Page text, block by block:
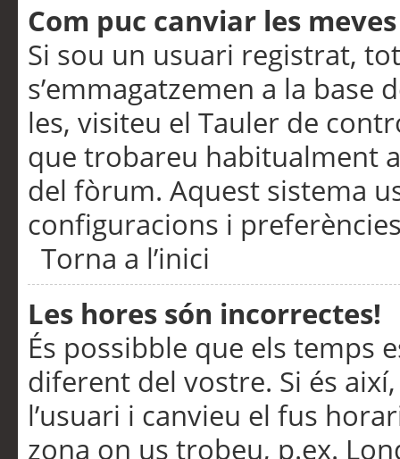
Com puc canviar les
Si sou un usuari registrat,
s’emmagatzemen a la
les, visiteu el Tauler de
que trobareu habitualment
del fòrum. Aquest sistema
configuracions i
Torna a l’inici
Les hores són incorrectes!
És possibble que els temps
diferent del vostre. Si és
l’usuari i canvieu el fus
zona on us trobeu, p.ex.